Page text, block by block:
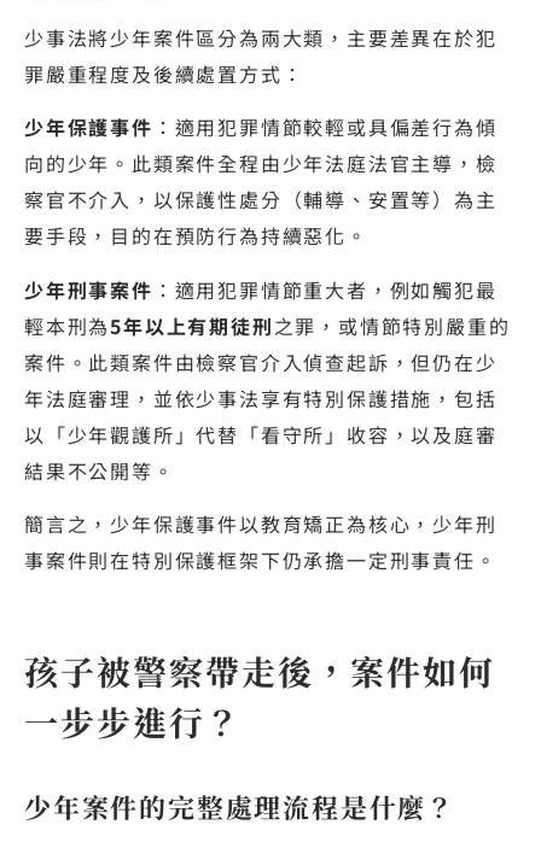
少事法將少年案件區分為兩大類，主要差異在於犯
罪嚴重程度及後續處置方式：
少年保護事件 ：適用犯罪情節較輕或具偏差行為傾
向的少年。此類案件全程由少年法庭法官主導，檢
察官不介入，以保護性處分（輔導、安置等）為主
要手段，目的在預防行為持續惡化。
少年刑事案件 ：適用犯罪情節重大者，例如觸犯最
輕本刑為5年以上有期徒刑之罪，或情節特別嚴重的
案件。此類案件由檢察官介入偵查起訴，但仍在少
年法庭審理，並依少事法享有特別保護措施，包括
以「少年觀護所」代替「看守所」收容，以及庭審
結果不公開等。
簡言之，少年保護事件以教育矯正為核心，少年刑
事案件則在特別保護框架下仍承擔一定刑事責任。
孩子被警察帶走後，案件如何
一步步進行？
少年案件的完整處理流程是什麼？